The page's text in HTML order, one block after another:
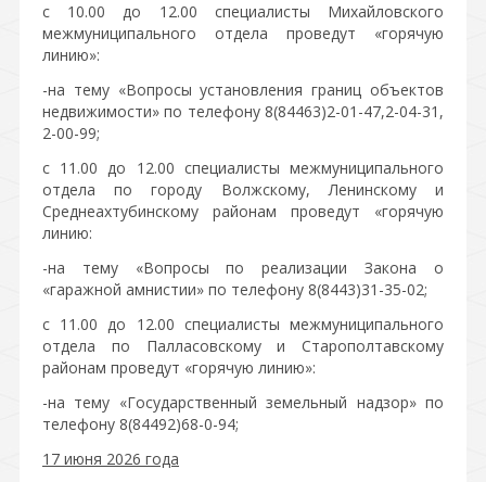
с 10.00 до 12.00 специалисты Михайловского
межмуниципального отдела проведут «горячую
линию»:
-на тему «Вопросы установления границ объектов
недвижимости» по телефону 8(84463)2-01-47,2-04-31,
2-00-99;
с 11.00 до 12.00 специалисты межмуниципального
отдела по городу Волжскому, Ленинскому и
Среднеахтубинскому районам проведут «горячую
линию:
-на тему «Вопросы по реализации Закона о
«гаражной амнистии» по телефону 8(8443)31-35-02;
с 11.00 до 12.00 специалисты межмуниципального
отдела по Палласовскому и Старополтавскому
районам проведут «горячую линию»:
-на тему «Государственный земельный надзор» по
телефону 8(84492)68-0-94;
17 июня 2026 года